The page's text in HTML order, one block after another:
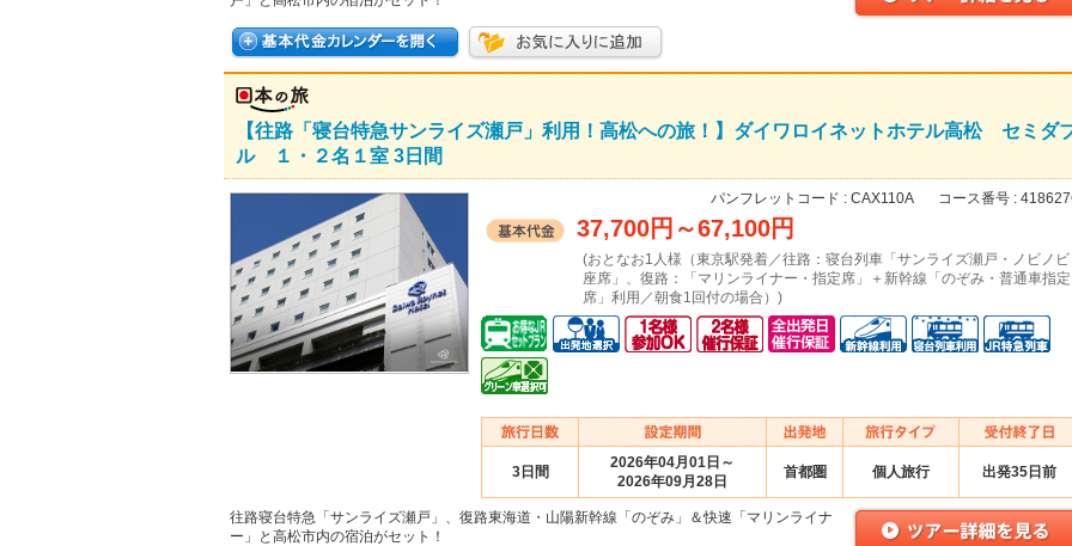
【往路「寝台特急サンライズ瀬戸」利用！高松への旅！】ダイワロイネットホテル高松 セミダ
ル １・２名１室 3日間
パンフレットコード : CAX110A コース番号 :
37,700円 ～67,100円
(おとなお1人様（東京駅発着／往路：寝台列車「サンライズ瀬戸・ノビノビ
座席」、復路：「マリンライナー・指定席」＋新幹線「のぞみ・普通車指定
席」利用／朝食1回付の場合）)
3日間
2026年04月01日～
2026年09月28日
首都圏 個人旅行 出発35日前
往路寝台特急「サンライズ瀬戸」、復路東海道・山陽新幹線「のぞみ」＆快速「マリンライナ
ー」と高松市内の宿泊がセット！